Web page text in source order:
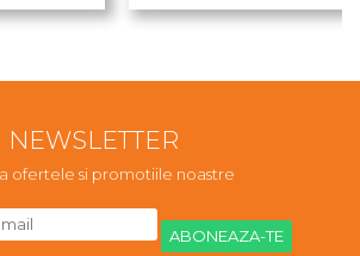
NEWSLETTER
ofertele si promotiile noastre